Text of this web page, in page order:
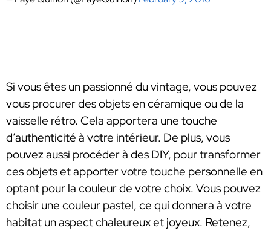
Si vous êtes un passionné du vintage, vous pouvez
vous procurer des objets en céramique ou de la
vaisselle rétro. Cela apportera une touche
d’authenticité à votre intérieur. De plus, vous
pouvez aussi procéder à des DIY, pour transformer
ces objets et apporter votre touche personnelle en
optant pour la couleur de votre choix. Vous pouvez
choisir une couleur pastel, ce qui donnera à votre
habitat un aspect chaleureux et joyeux. Retenez,